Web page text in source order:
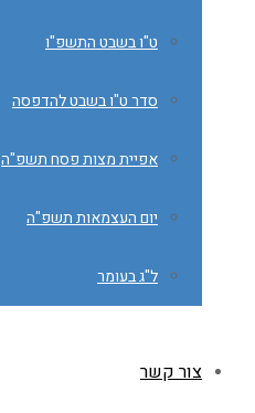
ט"ו בשבט התשפ"ו
סדר ט"ו בשבט להדפסה
אפיית מצות פסח תשפ"ה
יום העצמאות תשפ"ה
ל"ג בעומר
צור קשר